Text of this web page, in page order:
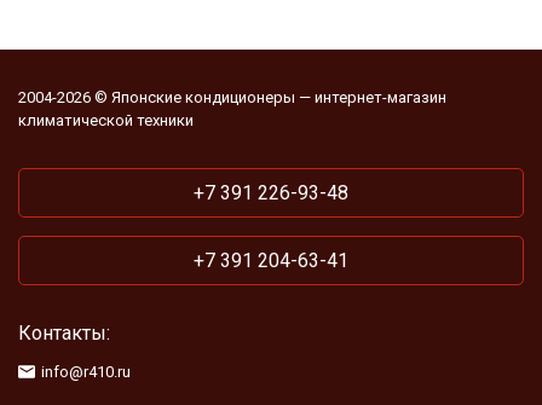
2004-2026 © Японские кондиционеры — интернет-магазин
климатической техники
+7 391 226-93-48
+7 391 204-63-41
Контакты:
info@r410.ru